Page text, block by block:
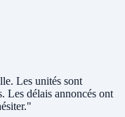
Les unités sont
Les délais annoncés ont